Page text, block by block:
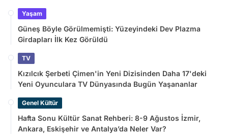
Yaşam
Güneş Böyle Görülmemişti: Yüzeyindeki Dev Plazma
Girdapları İlk Kez Görüldü
TV
Kızılcık Şerbeti Çimen'in Yeni Dizisinden Daha 17'deki
Yeni Oyunculara TV Dünyasında Bugün Yaşananlar
Genel Kültür
Hafta Sonu Kültür Sanat Rehberi: 8-9 Ağustos İzmir,
Ankara, Eskişehir ve Antalya’da Neler Var?